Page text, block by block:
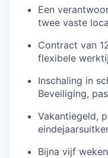
Een
twee vaste
Contract van
flexibele
Inschaling in
Beveiliging,
Vakantiegeld,
Bijna vijf